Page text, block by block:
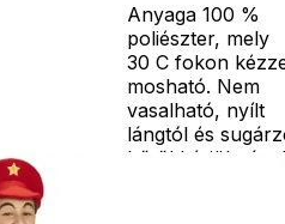
Anyaga 100 %
poliészter, mely
30 C fokon
mosható. Nem
vasalható, nyílt
lángtól és
hőtől kérjük távol